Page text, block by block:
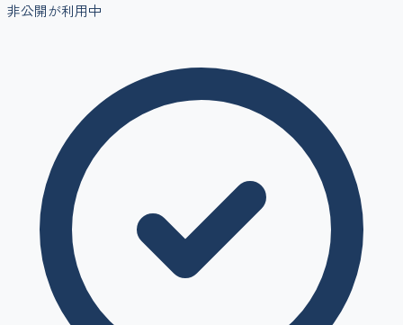
非公開が利用中